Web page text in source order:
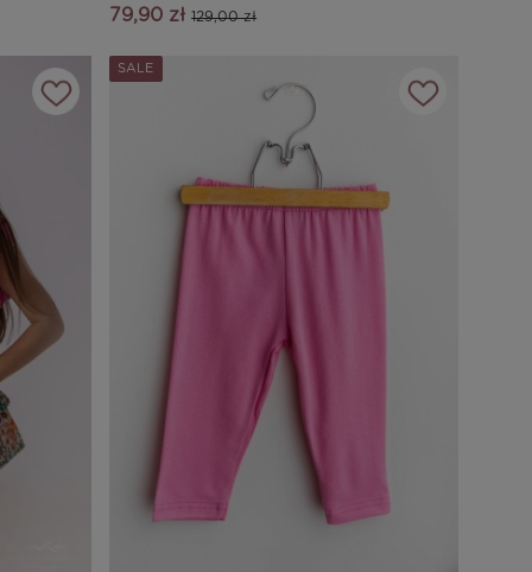
79,90 zł 129,00 zł
SALE